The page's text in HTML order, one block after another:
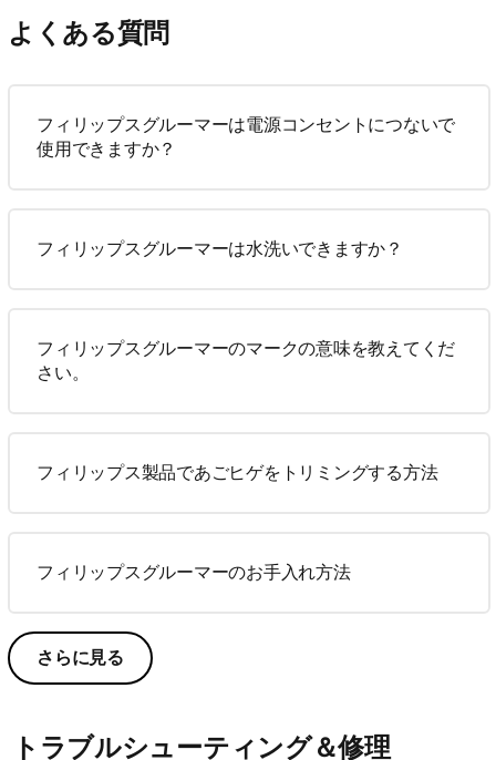
よくある質問
フィリップスグルーマーは電源コンセントにつないで
使用できますか？
フィリップスグルーマーは水洗いできますか？
フィリップスグルーマーのマークの意味を教えてくだ
さい。
フィリップス製品であごヒゲをトリミングする方法
フィリップスグルーマーのお手入れ方法
さらに見る
トラブルシューティング＆修理